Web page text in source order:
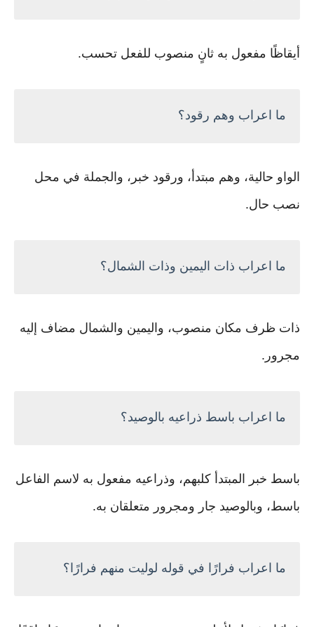
أيقاظًا مفعول به ثانٍ منصوب للفعل تحسب.
ما اعراب وهم رقود؟
الواو حالية، وهم مبتدأ، ورقود خبر، والجملة في محل
نصب حال.
ما اعراب ذات اليمين وذات الشمال؟
ذات ظرف مكان منصوب، واليمين والشمال مضاف إليه
مجرور.
ما اعراب باسط ذراعيه بالوصيد؟
باسط خبر المبتدأ كلبهم، وذراعيه مفعول به لاسم الفاعل
باسط، وبالوصيد جار ومجرور متعلقان به.
ما اعراب فرارًا في قوله لوليت منهم فرارًا؟